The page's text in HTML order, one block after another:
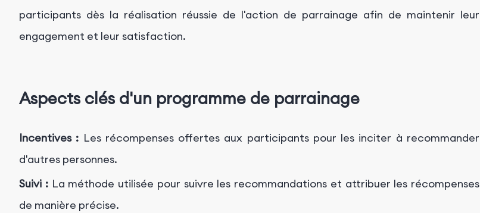
participants dès la réalisation réussie de l'action de parrainage afin de maintenir leur
engagement et leur satisfaction.
Aspects clés d'un programme de parrainage
Incentives : Les récompenses offertes aux participants pour les inciter à recommander
d'autres personnes.
Suivi :La méthode utilisée pour suivre les recommandations et attribuer les récompenses
de manière précise.